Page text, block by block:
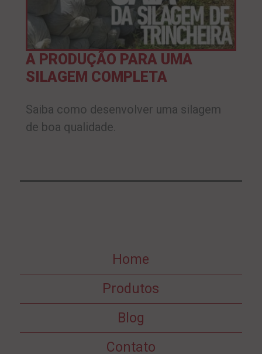
A PRODUÇÃO PARA UMA
SILAGEM COMPLETA
Saiba como desenvolver uma silagem
de boa qualidade.
Home
Produtos
Blog
Contato